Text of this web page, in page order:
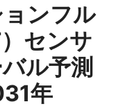
ンフル
センサ
ル予測
年